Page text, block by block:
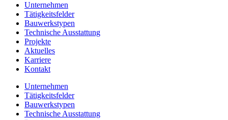
Unternehmen
Tätigkeitsfelder
Bauwerkstypen
Technische Ausstattung
Projekte
Aktuelles
Karriere
Kontakt
Unternehmen
Tätigkeitsfelder
Bauwerkstypen
Technische Ausstattung